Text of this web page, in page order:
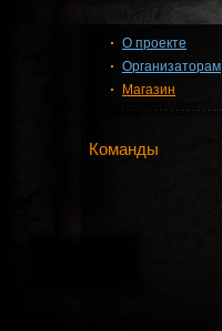
О проекте
Организаторам
Магазин
Команды